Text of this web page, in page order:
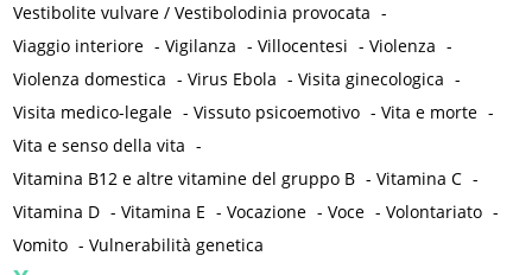
Vestibolite vulvare / Vestibolodinia provocata -
Viaggio interiore -Vigilanza -Villocentesi -Violenza -
Violenza domestica -Virus Ebola -Visita ginecologica -
Visita medico-legale -Vissuto psicoemotivo -Vita e morte -
Vita e senso della vita -
Vitamina B12 e altre vitamine del gruppo B -Vitamina C -
Vitamina D -Vitamina E -Vocazione -Voce -Volontariato -
Vomito -Vulnerabilità genetica